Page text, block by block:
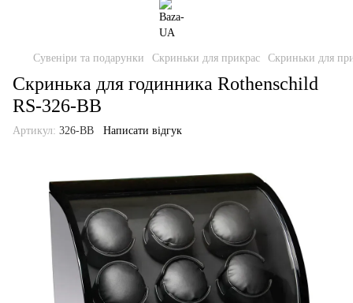
Сувеніри та подарунки Скриньки для прикрас Скриньки для
Скринька для годинника Rothenschild
RS-326-BB
Артикул: 326-BB Написати відгук